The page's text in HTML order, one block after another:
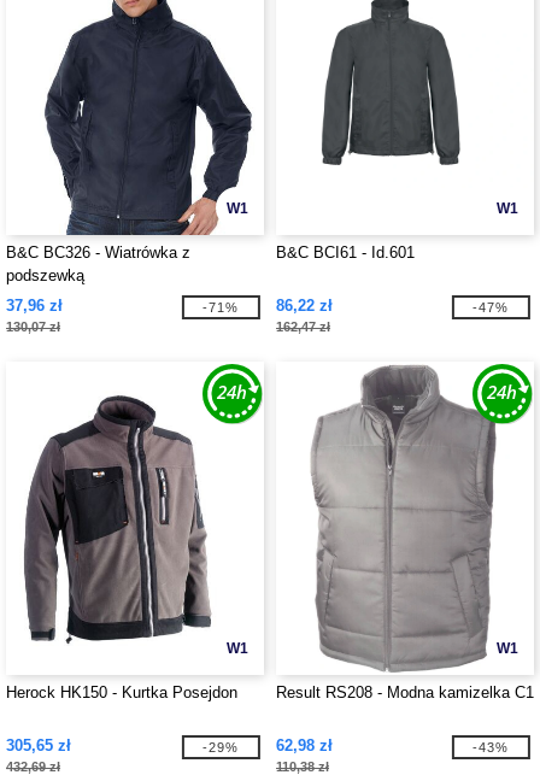
W1
B&C BC326 - Wiatrówka z
podszewką
37,96 zł
130,07 zł
-71%
W1
B&C BCI61 - Id.601
86,22 zł
162,47 zł
-47%
W1
Herock HK150 - Kurtka Posejdon
305,65 zł
432,69 zł
-29%
W1
Result RS208 - Modna kamizelka C1
62,98 zł
110,38 zł
-43%